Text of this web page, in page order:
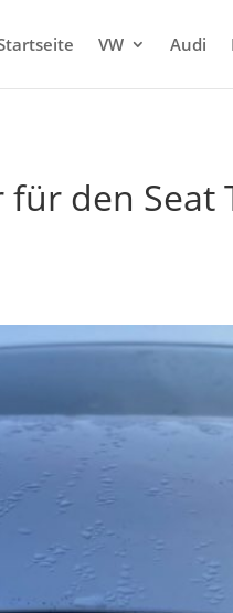
VW Audi
den